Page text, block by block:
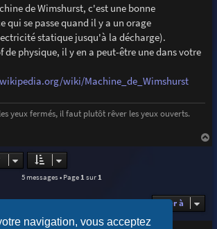
navigation, vous acceptez
de Wimshurst, c'est une bonne
qui se passe quand il y a un orage
statique jusqu'à la décharge).
de physique, il y en a peut-être une dans votre
wiki/Machine_de_Wimshurst
yeux fermés, il faut plutôt rêver les yeux ouverts.
a
5 messages • Page 1 sur 1
Aller à